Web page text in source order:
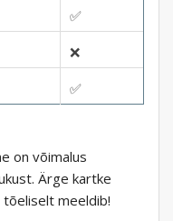
✅
❌
✅
on võimalus
Ärge kartke
meeldib!